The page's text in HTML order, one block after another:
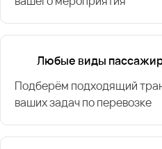
Любые виды
Подберём подходящий
ваших задач по перевозке